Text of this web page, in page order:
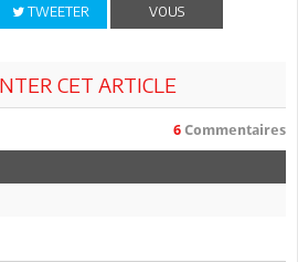
TWEETER
VOUS
CET ARTICLE
6 Commentaires